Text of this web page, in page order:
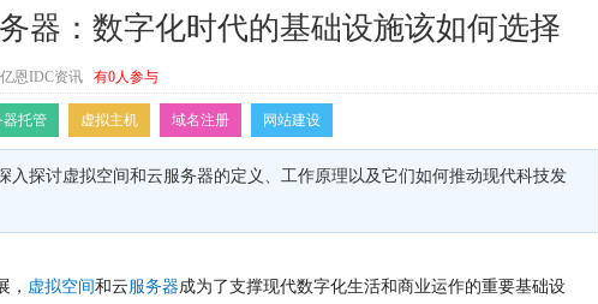
器：数字化时代的基础设施该如何选择
恩IDC资讯 有0人参与
器托管 虚拟主机 域名注册 网站建设
入探讨虚拟空间和云服务器的定义、工作原理以及它们如何推动现代科技发
， 虚拟空间和云服务器成为了支撑现代数字化生活和商业运作的重要基础设